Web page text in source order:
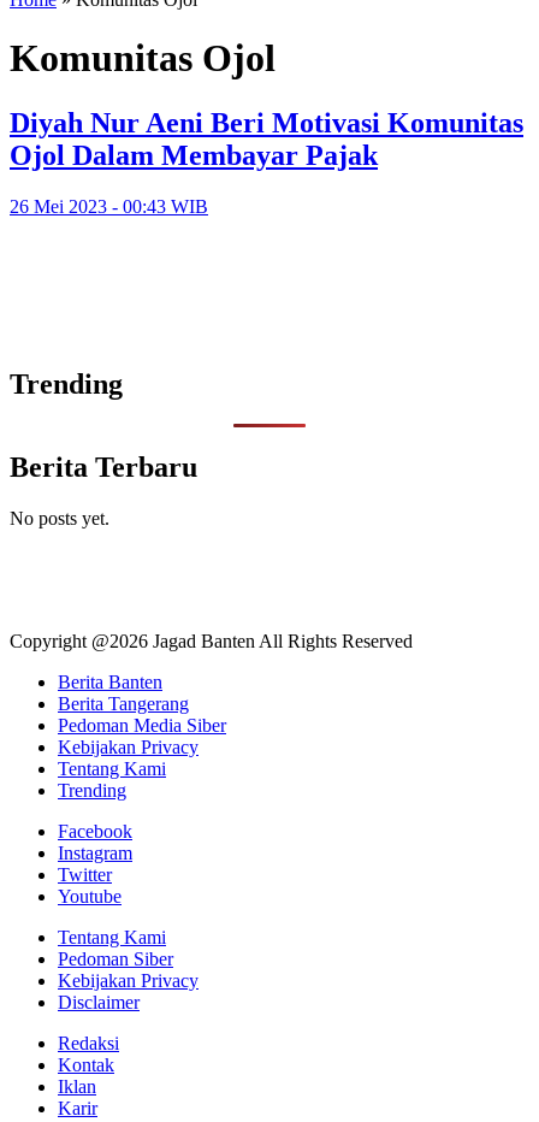
Komunitas Ojol
Diyah Nur Aeni Beri Motivasi Komunitas
Ojol Dalam Membayar Pajak
26 Mei 2023 - 00:43 WIB
Trending
Berita Terbaru
No posts yet.
Copyright @2026 Jagad Banten All Rights Reserved
Berita Banten
Berita Tangerang
Pedoman Media Siber
Kebijakan Privacy
Tentang Kami
Trending
Facebook
Instagram
Twitter
Youtube
Tentang Kami
Pedoman Siber
Kebijakan Privacy
Disclaimer
Redaksi
Kontak
Iklan
Karir